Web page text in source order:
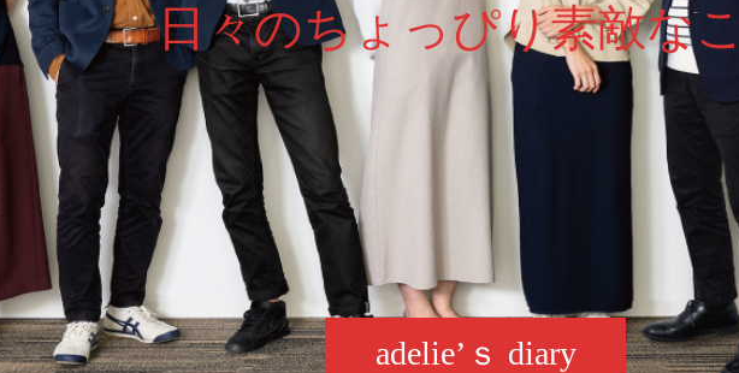
adelie’ｓ diary
日 々のちょ っ ぴり素敵なこ